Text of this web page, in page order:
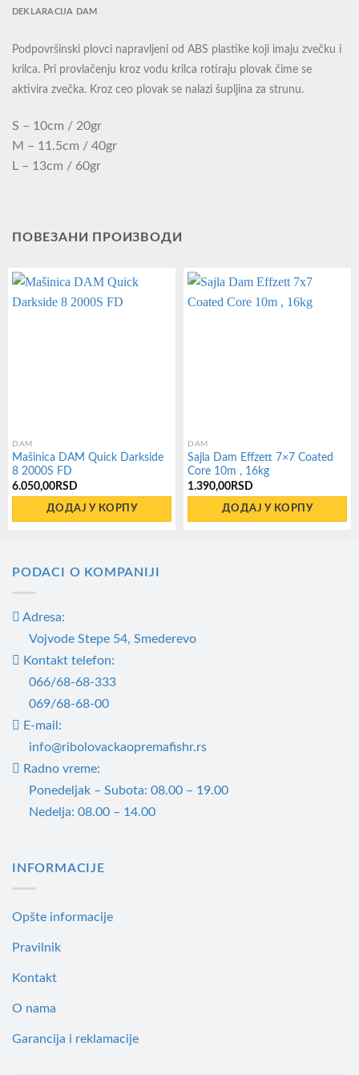
DEKLARACIJA DAM
Podpovršinski plovci napravljeni od ABS plastike koji imaju zvečku i
krilca. Pri provlačenju kroz vodu krilca rotiraju plovak čime se
aktivira zvečka. Kroz ceo plovak se nalazi šupljina za strunu.
S – 10cm / 20gr
M – 11.5cm / 40gr
L – 13cm / 60gr
ПОВЕЗАНИ ПРОИЗВОДИ
DAM
Mašinica DAM Quick Darkside
8 2000S FD
6.050,00 RSD
ДОДАЈ У КОРПУ
DAM
Sajla Dam Effzett 7×7 Coated
Core 10m , 16kg
1.390,00 RSD
ДОДАЈ У КОРПУ
PODACI O KOMPANIJI
Adresa:
Vojvode Stepe 54, Smederevo
Kontakt telefon:
066/68-68-333
069/68-68-00
E-mail:
info@ribolovackaopremafishr.rs
Radno vreme:
Ponedeljak – Subota: 08.00 – 19.00
Nedelja: 08.00 – 14.00
INFORMACIJE
Opšte informacije
Pravilnik
Kontakt
O nama
Garancija i reklamacije